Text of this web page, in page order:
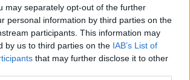
may separately opt-out of the further
personal information by third parties on the
participants. This information may
by us to third parties on the IAB’s List of
that may further disclose it to other
Přes víkend skončilo 31. Valné
shromáždění Mezinárodního
úřadu pro mořské dno (ISA),
kde měla své zastoupení i
Česká republika. Zasedání
protože se vládám členských států nepodařilo